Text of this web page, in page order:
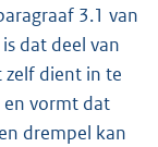
3.1 van
dat deel van
zelf dient in te
vormt dat
drempel kan